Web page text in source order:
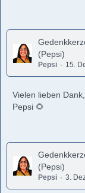
(Pepsi)
Pepsi 15.
Vielen lieben
Pepsi 🌻
(Pepsi)
Pepsi 3.